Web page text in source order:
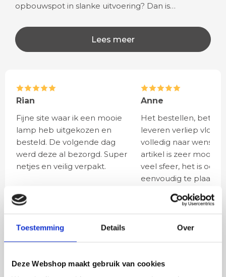
Toestemming Details Over
Deze Webshop maakt gebruik van cookies
opbouwspot in slanke uitvoering? Dan is…
Lees meer
Rian
Fijne site waar ik een mooie
lamp heb uitgekozen en
besteld. De volgende dag
werd deze al bezorgd. Super
netjes en veilig verpakt.
Anne
Het bestellen,
leveren verliep vlot en
volledig naar wens.
artikel is zeer mooi
veel sfeer, het is ook
eenvoudig te
LICHTBRONNEN
lichtbron Gu10 Mini